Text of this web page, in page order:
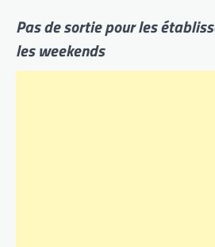
Pas de sortie pour les
les weekends